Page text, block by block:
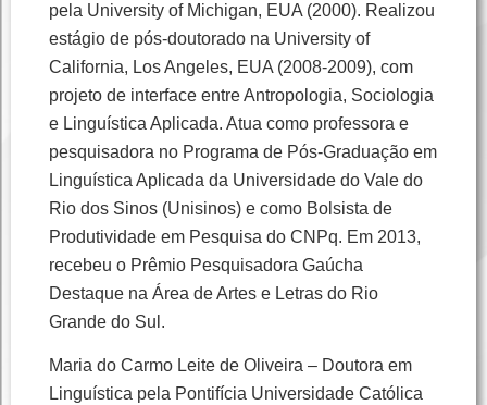
pela University of Michigan, EUA (2000). Realizou
estágio de pós-doutorado na University of
California, Los Angeles, EUA (2008-2009), com
projeto de interface entre Antropologia, Sociologia
e Linguística Aplicada. Atua como professora e
pesquisadora no Programa de Pós-Graduação em
Linguística Aplicada da Universidade do Vale do
Rio dos Sinos (Unisinos) e como Bolsista de
Produtividade em Pesquisa do CNPq. Em 2013,
recebeu o Prêmio Pesquisadora Gaúcha
Destaque na Área de Artes e Letras do Rio
Grande do Sul.
Maria do Carmo Leite de Oliveira – Doutora em
Linguística pela Pontifícia Universidade Católica